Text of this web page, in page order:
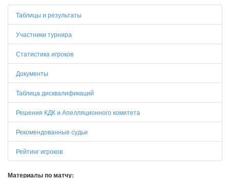
Таблицы и результаты
Участники турнира
Статистика игроков
Документы
Таблица дисквалификаций
Решения КДК и Апелляционного комитета
Рекомендованные судьи
Рейтинг игроков
Материалы по матчу: